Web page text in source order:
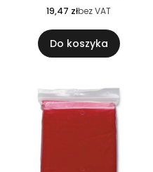
19,47 złbez VAT
Do koszyka